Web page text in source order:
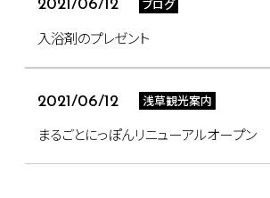
2021/06/12 ブログ
入浴剤のプレゼント
2021/06/12 浅草観光案内
まるごとにっぽんリニューアルオープン